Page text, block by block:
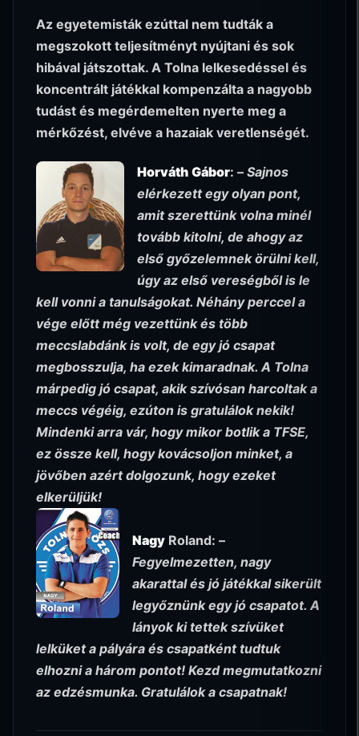
Az egyetemisták ezúttal nem tudták a
megszokott teljesítményt nyújtani és sok
hibával játszottak. A Tolna lelkesedéssel és
koncentrált játékkal kompenzálta a nagyobb
tudást és megérdemelten nyerte meg a
mérkőzést, elvéve a hazaiak veretlenségét.
Horváth Gábor: – Sajnos
elérkezett egy olyan pont,
amit szerettünk volna minél
tovább kitolni, de ahogy az
első győzelemnek örülni kell,
úgy az első vereségből is le
kell vonni a tanulságokat. Néhány perccel a
vége előtt még vezettünk és több
meccslabdánk is volt, de egy jó csapat
megbosszulja, ha ezek kimaradnak. A Tolna
márpedig jó csapat, akik szívósan harcoltak a
meccs végéig, ezúton is gratulálok nekik!
Mindenki arra vár, hogy mikor botlik a TFSE,
ez össze kell, hogy kovácsoljon minket, a
jövőben azért dolgozunk, hogy ezeket
elkerüljük!
Nagy Roland: –
Fegyelmezetten, nagy
akarattal és jó játékkal sikerült
legyőznünk egy jó csapatot. A
lányok ki tettek szívüket
lelküket a pályára és csapatként tudtuk
elhozni a három pontot! Kezd megmutatkozni
az edzésmunka. Gratulálok a csapatnak!